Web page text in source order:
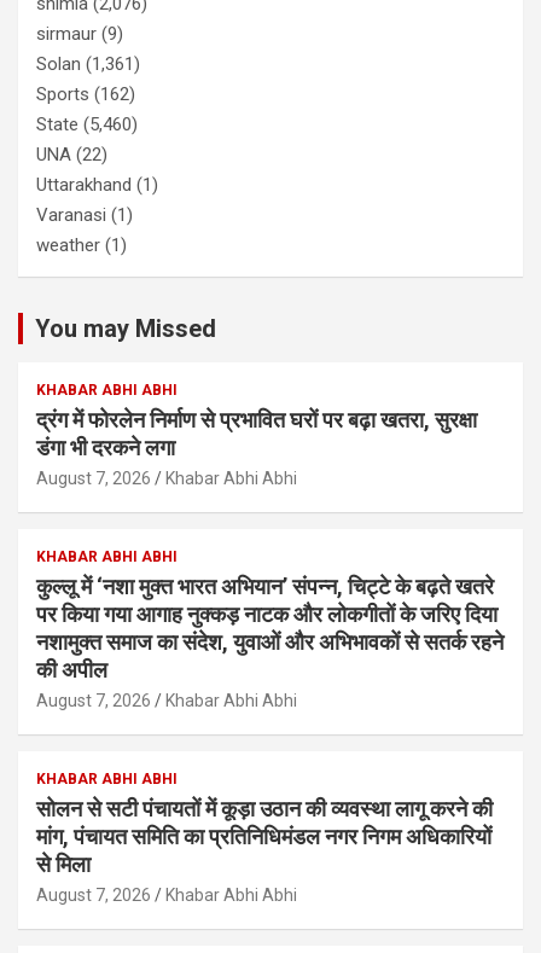
sirmaur (9)
Solan (1,361)
Sports (162)
State (5,460)
UNA (22)
Uttarakhand (1)
Varanasi (1)
weather (1)
You may Missed
KHABAR ABHI ABHI
द्रंग में फोरलेन निर्माण से प्रभावित घरों पर बढ़ा खतरा, सुरक्षा
डंगा भी दरकने लगा
August 7, 2026 Khabar Abhi Abhi
KHABAR ABHI ABHI
कुल्लू में ‘नशा मुक्त भारत अभियान’ संपन्न, चिट्टे के बढ़ते खतरे
पर किया गया आगाह नुक्कड़ नाटक और लोकगीतों के जरिए दिया
नशामुक्त समाज का संदेश, युवाओं और अभिभावकों से सतर्क रहने
की अपील
August 7, 2026 Khabar Abhi Abhi
KHABAR ABHI ABHI
सोलन से सटी पंचायतों में कूड़ा उठान की व्यवस्था लागू करने की
मांग, पंचायत समिति का प्रतिनिधिमंडल नगर निगम अधिकारियों
से मिला
August 7, 2026 Khabar Abhi Abhi